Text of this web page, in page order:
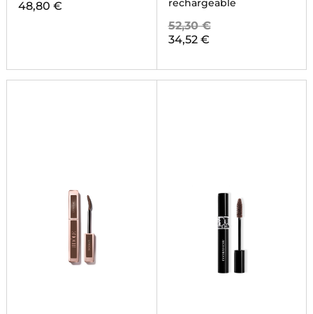
48,80 € rechargeable
52,30 €
34,52 €